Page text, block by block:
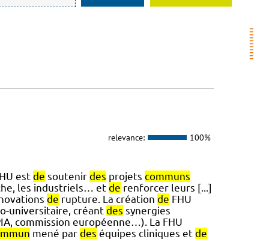
relevance: 100%
est de soutenir des projets communs
les industriels… et de renforcer leurs [...]
de rupture. La création de FHU
universitaire, créant des synergies
commission européenne…). La FHU
mené par des équipes cliniques et de